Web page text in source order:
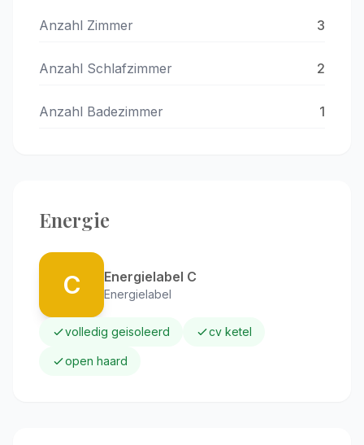
Anzahl Zimmer 3
Anzahl Schlafzimmer 2
Anzahl Badezimmer 1
Energie
C Energielabel C
Energielabel
volledig geisoleerd cv ketel
open haard